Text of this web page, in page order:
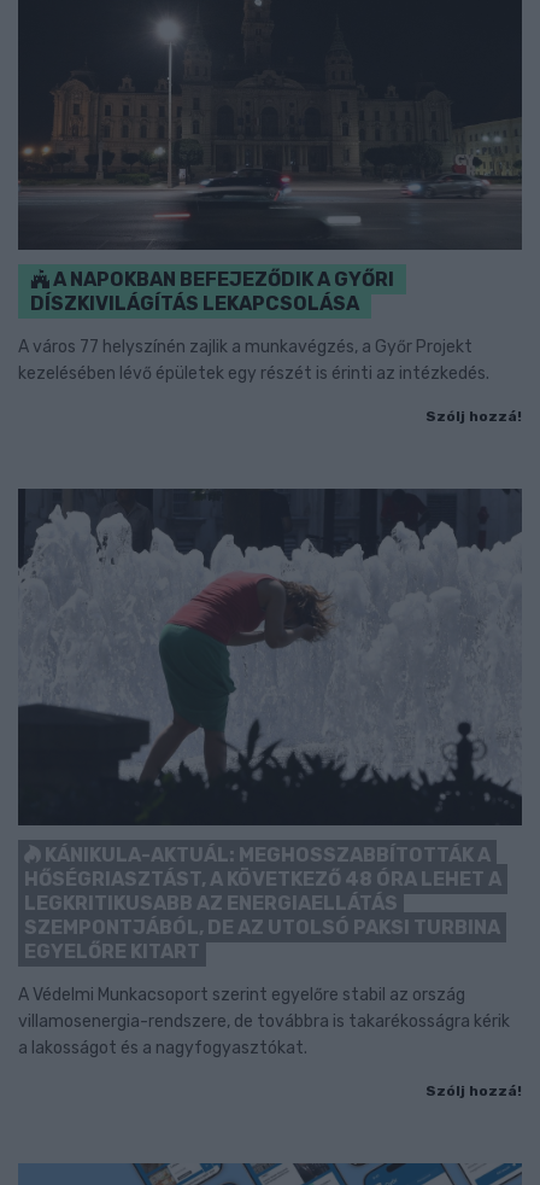
A NAPOKBAN BEFEJEZŐDIK A GYŐRI
DÍSZKIVILÁGÍTÁS LEKAPCSOLÁSA
A város 77 helyszínén zajlik a munkavégzés, a Győr Projekt
kezelésében lévő épületek egy részét is érinti az intézkedés.
Szólj hozzá!
KÁNIKULA-AKTUÁL: MEGHOSSZABBÍTOTTÁK A
HŐSÉGRIASZTÁST, A KÖVETKEZŐ 48 ÓRA LEHET A
LEGKRITIKUSABB AZ ENERGIAELLÁTÁS
SZEMPONTJÁBÓL, DE AZ UTOLSÓ PAKSI TURBINA
EGYELŐRE KITART
A Védelmi Munkacsoport szerint egyelőre stabil az ország
villamosenergia-rendszere, de továbbra is takarékosságra kérik
a lakosságot és a nagyfogyasztókat.
Szólj hozzá!